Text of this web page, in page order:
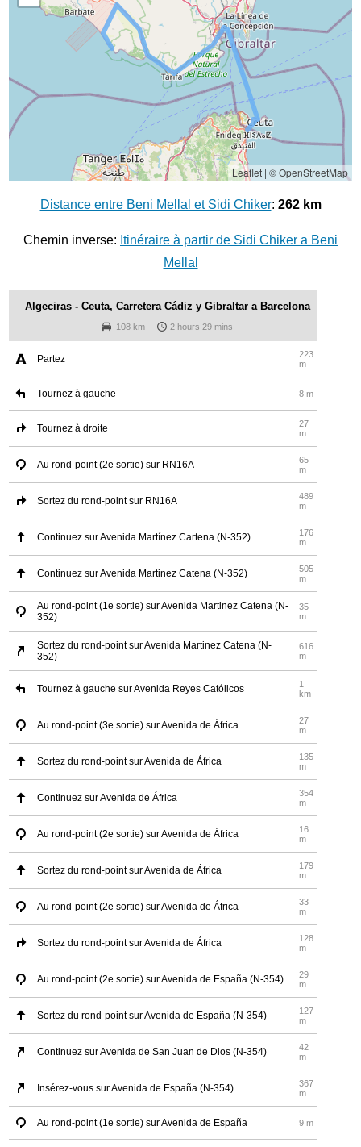
Leaflet| © OpenStreetMap
Distance entre Beni Mellal et Sidi Chiker: 262 km
Chemin inverse: Itinéraire à partir de Sidi Chiker a Beni
Mellal
Algeciras - Ceuta, Carretera Cádiz y Gibraltar a Barcelona
108 km 2 hours 29 mins
Partez
223
m
Tournez à gauche 8 m
Tournez à droite
27
m
Au rond-point (2e sortie) sur RN16A
65
m
Sortez du rond-point sur RN16A
489
m
Continuez sur Avenida Martínez Cartena (N-352)
176
m
Continuez sur Avenida Martinez Catena (N-352)
505
m
Au rond-point (1e sortie) sur Avenida Martinez Catena (N-
352)
35
m
Sortez du rond-point sur Avenida Martinez Catena (N-
352)
616
m
Tournez à gauche sur Avenida Reyes Católicos
1
km
Au rond-point (3e sortie) sur Avenida de África
27
m
Sortez du rond-point sur Avenida de África
135
m
Continuez sur Avenida de África
354
m
Au rond-point (2e sortie) sur Avenida de África
16
m
Sortez du rond-point sur Avenida de África
179
m
Au rond-point (2e sortie) sur Avenida de África
33
m
Sortez du rond-point sur Avenida de África
128
m
Au rond-point (2e sortie) sur Avenida de España (N-354)
29
m
Sortez du rond-point sur Avenida de España (N-354)
127
m
Continuez sur Avenida de San Juan de Dios (N-354)
42
m
Insérez-vous sur Avenida de España (N-354)
367
m
Au rond-point (1e sortie) sur Avenida de España 9 m